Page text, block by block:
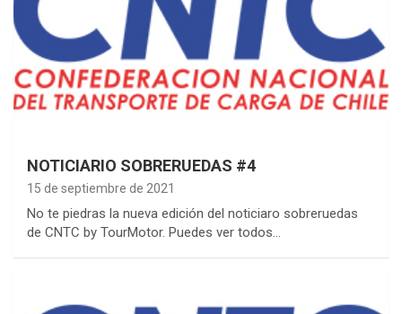
NOTICIARIO SOBRERUEDAS #4
15 de septiembre de 2021
No te piedras la nueva edición del noticiaro sobreruedas
de CNTC by TourMotor. Puedes ver todos…